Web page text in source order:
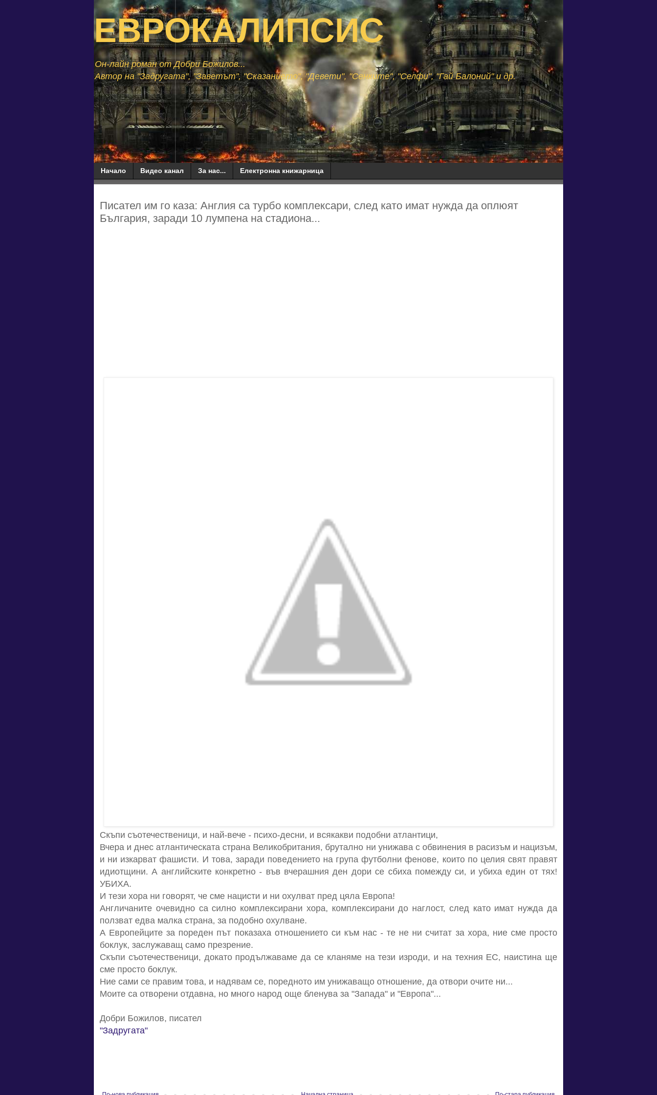
ЕВРОКАЛИПСИС
Он-лайн роман от Добри Божилов...
Автор на "Задругата", "Заветът", "Сказанието", "Девети", "Сенките", "Селфи", "Гай Балоний" и др.
Начало Видео канал За нас... Електронна книжарница
Писател им го каза: Англия са турбо комплексари, след като имат нужда да оплюят
България, заради 10 лумпена на стадиона...
Скъпи съотечественици, и най-вече - психо-десни, и всякакви подобни атлантици,
Вчера и днес атлантическата страна Великобритания, брутално ни унижава с обвинения в расизъм и нацизъм,
и ни изкарват фашисти. И това, заради поведението на група футболни фенове, които по целия свят правят
идиотщини. А английските конкретно - във вчерашния ден дори се сбиха помежду си, и убиха един от тях!
УБИХА.
И тези хора ни говорят, че сме нацисти и ни охулват пред цяла Европа!
Англичаните очевидно са силно комплексирани хора, комплексирани до наглост, след като имат нужда да
ползват едва малка страна, за подобно охулване.
А Европейците за пореден път показаха отношението си към нас - те не ни считат за хора, ние сме просто
боклук, заслужаващ само презрение.
Скъпи съотечественици, докато продължаваме да се кланяме на тези изроди, и на техния ЕС, наистина ще
сме просто боклук.
Ние сами се правим това, и надявам се, поредното им унижаващо отношение, да отвори очите ни...
Моите са отворени отдавна, но много народ още бленува за "Запада" и "Европа"...
Добри Божилов, писател
"Задругата"